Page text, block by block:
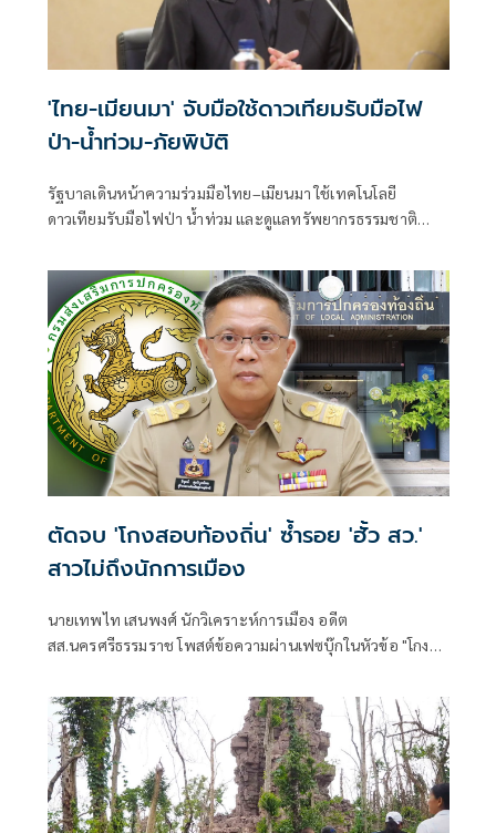
'ไทย-เมียนมา' จับมือใช้ดาวเทียมรับมือไฟ
ป่า-น้ำท่วม-ภัยพิบัติ
รัฐบาลเดินหน้าความร่วมมือไทย–เมียนมา ใช้เทคโนโลยี
ดาวเทียมรับมือไฟป่า น้ำท่วม และดูแลทรัพยากรธรรมชาติ
ตัดจบ 'โกงสอบท้องถิ่น' ซ้ำรอย 'ฮั้ว สว.'
สาวไม่ถึงนักการเมือง
นายเทพไท เสนพงศ์ นักวิเคราะห์การเมือง อดีต
สส.นครศรีธรรมราช โพสต์ข้อความผ่านเฟซบุ๊กในหัวข้อ "โกง